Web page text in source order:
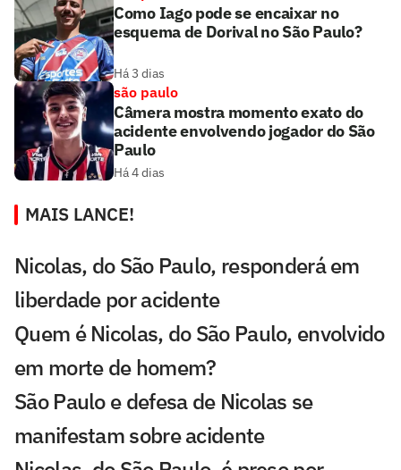
Como Iago pode se encaixar no
esquema de Dorival no São Paulo?
Há 3 dias
são paulo
Câmera mostra momento exato do
acidente envolvendo jogador do São
Paulo
Há 4 dias
MAIS LANCE!
Nicolas, do São Paulo, responderá em
liberdade por acidente
Quem é Nicolas, do São Paulo, envolvido
em morte de homem?
São Paulo e defesa de Nicolas se
manifestam sobre acidente